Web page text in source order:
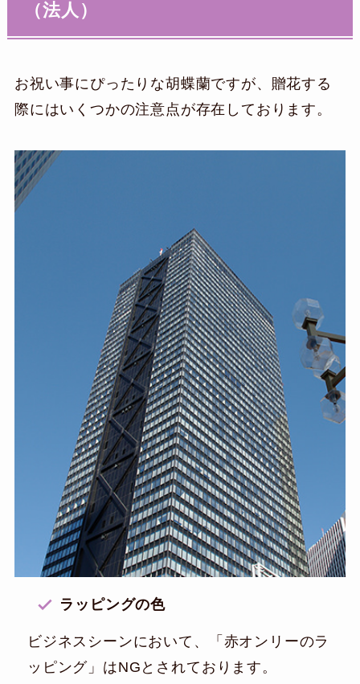
（法人）
お祝い事にぴったりな胡蝶蘭ですが、贈花する
際にはいくつかの注意点が存在しております。
ラッピングの色
ビジネスシーンにおいて、「赤オンリーのラ
ッピング」はNGとされております。